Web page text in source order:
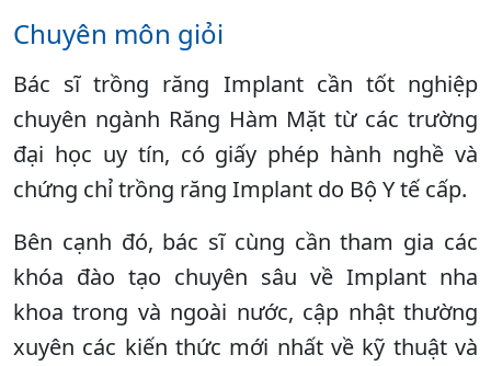
Chuyên môn giỏi
Bác sĩ trồng răng Implant cần tốt nghiệp
chuyên ngành Răng Hàm Mặt từ các trường
đại học uy tín, có giấy phép hành nghề và
chứng chỉ trồng răng Implant do Bộ Y tế cấp.
Bên cạnh đó, bác sĩ cùng cần tham gia các
khóa đào tạo chuyên sâu về Implant nha
khoa trong và ngoài nước, cập nhật thường
xuyên các kiến thức mới nhất về kỹ thuật và